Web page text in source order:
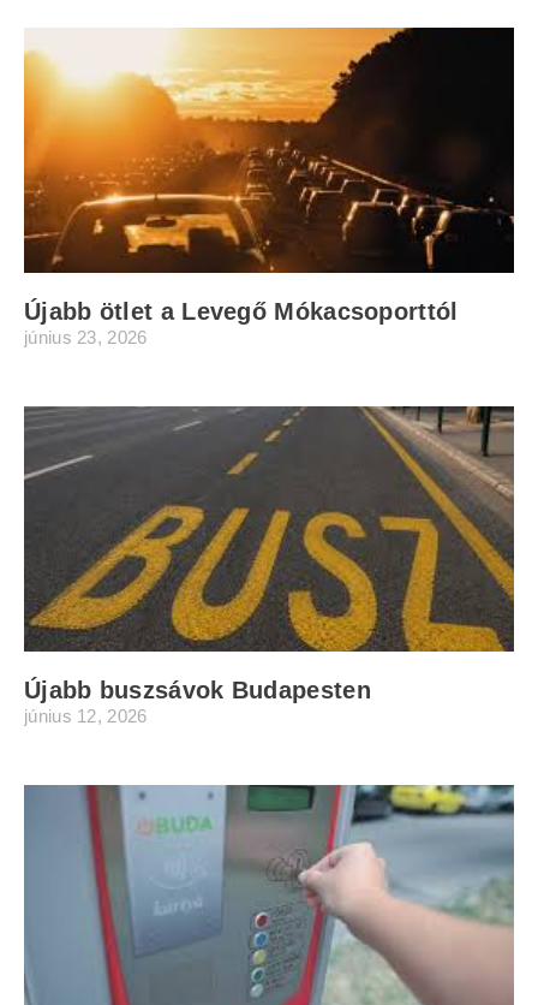
Újabb ötlet a Levegő Mókacsoporttól
június 23, 2026
Újabb buszsávok Budapesten
június 12, 2026